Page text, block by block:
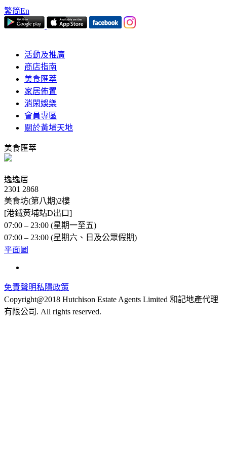
繁简En
活動及推廣
商店指南
美食匯萃
家居佈置
消閑娛樂
會員專區
關於黃埔天地
美食匯萃
逸逸居
2301 2868
美食坊(第八期)2樓
[港鐵黃埔站D出口]
07:00 – 23:00 (星期一至五)
07:00 – 23:00 (星期六、日及公眾假期)
平面圖
免責聲明私隱政策
Copyright@2018 Hutchison Estate Agents Limited 和記地產代理
有限公司. All rights reserved.